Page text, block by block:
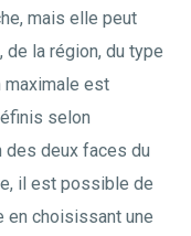
mais elle peut
la région, du type
maximale est
selon
des deux faces du
il est possible de
en choisissant une